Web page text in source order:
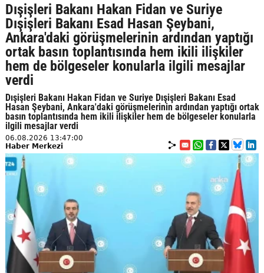
Dışişleri Bakanı Hakan Fidan ve Suriye
Dışişleri Bakanı Esad Hasan Şeybani,
Ankara'daki görüşmelerinin ardından yaptığı
ortak basın toplantısında hem ikili ilişkiler
hem de bölgeseler konularla ilgili mesajlar
verdi
Dışişleri Bakanı Hakan Fidan ve Suriye Dışişleri Bakanı Esad
Hasan Şeybani, Ankara'daki görüşmelerinin ardından yaptığı ortak
basın toplantısında hem ikili ilişkiler hem de bölgeseler konularla
ilgili mesajlar verdi
06.08.2026 13:47:00
Haber Merkezi